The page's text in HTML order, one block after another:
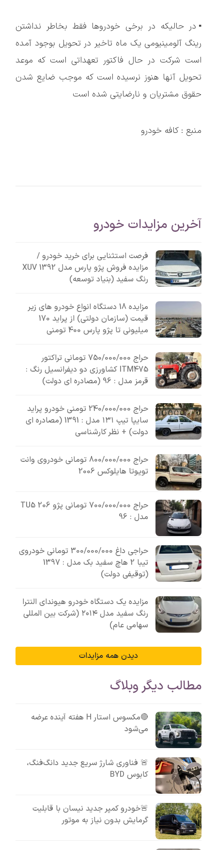
▪️در حالیکه در برخی خودروها فقط بخاطر نداشتن
رینگ آلومینیومی یک ماه تاخیر در تحویل بوجود آمده
است شرکت در حال فاکتور تعهداتی است که موعد
تحویل آنها هنوز نرسیده است که موجب ضایع شدن
حقوق مشتریان و نارضایتی شده است
منبع : کافه خودرو
آخرین مزایدات خودرو
فرصت استثنایی برای خرید خودرو /
مزایده فروش پژو پارس مدل 1392 XUV
رنگ سفید (بنیاد توسعه)
مزایده 18 دستگاه انواع خودرو های زیر
قیمت (سازمان دولتی) از پراید 170
میلیونی تا پژو پارس 400 تومنی
حراج 750/000/000 تومانی تراکتور
ITM475 کشاورزی دو دیفرانسیل رنگ :
قرمز مدل : 96 (مصادره ای دولت)
حراج 240/000/000 تومنی خودرو پراید
سایپا تیپ ۱۳۱ مدل : 1391 (مصادره ای
دولت) + نظر کارشناسی
حراج 800/000/000 تومانی خودروی وانت
تویوتا هایلوکس 2006
حراج 700/000/000 تومانی پژو 206 TU5
مدل : 96
حراجی داغ 300/000/000 تومانی خودروی
تیبا 2 هاچ سفید بک مدل : 1397
(توقیفی دولت)
مزایده یک دستگاه خودرو هیوندای النترا
رنگ سفید مدل ۲۰۱۴ (شرکت بین المللی
سهامی عام)
دیدن همه مزایدات
مطالب دیگر وبلاگ
🔴مکسوس استار H هفته آینده عرضه
می‌شود
🚨 فناوری شارژ سریع جدید دانگ‌فنگ،
کابوس BYD
🚨خودرو کمپر جدید نیسان با قابلیت
گرمایش بدون نیاز به موتور